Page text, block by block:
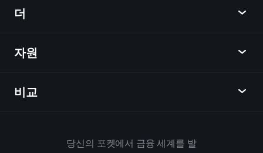
뉴스
학습 허브
메신저
개요
외환
지수
더
제휴사가 되다
회사
Playtrade 소개
자원
도움말 센터
비교
당신의 포켓에서 금융 세계를 발